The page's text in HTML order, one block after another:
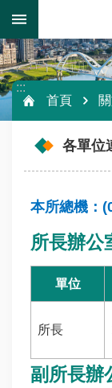
跳到主要內容區塊
到
主
要
內
容
進
階
搜
尋
理
運
輸
:::
首頁
各單位
本所總機：
所長辦公
單位
所長
副所長辦